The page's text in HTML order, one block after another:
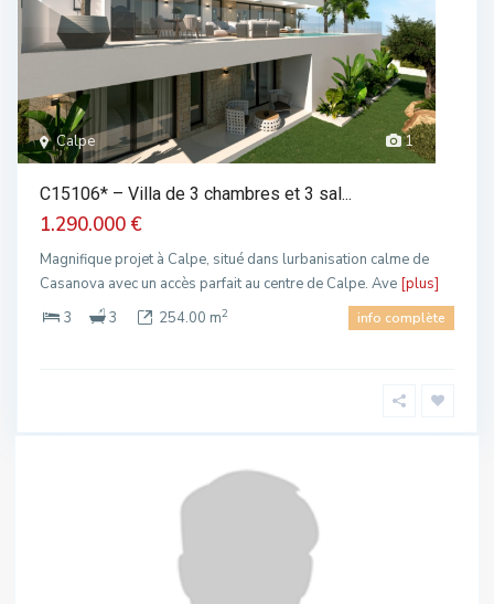
1
Calpe
C15106* – Villa de 3 chambres et 3 sal...
1.290.000 €
Magnifique projet à Calpe, situé dans lurbanisation calme de
Casanova avec un accès parfait au centre de Calpe. Ave [plus]
3
3 254.00 m2 info complète